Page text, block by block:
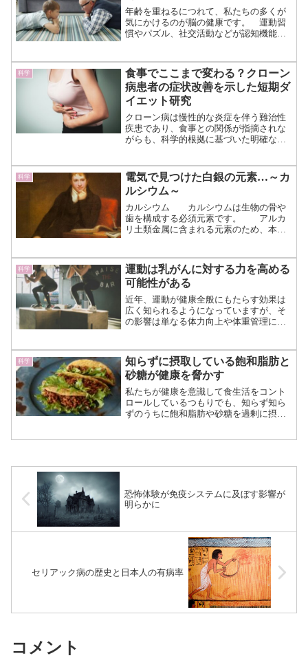
年齢を重ねるにつれて、私たちの多くが
気にかけるのが脳の健康です。 運動習
慣やパズル、社交活動などが認知機能の
Psychological Association）によっ...（続
きを読む）
科学
食事でここまで変わる？クローン
病患者の症状改善を示した短期ダ
イエット研究
クローン病は慢性的な炎症を伴う難治性
疾患であり、食事との関係が指摘されな
がらも、科学的根拠に基づいた明確な指
ンフォード大学を中心とした研究チーム
によって、月に5日間のカ...（続きを読
む）
科学
電気で見つけた白銀の元素…～カ
ルシウム～
カルシウム カルシウムは生物の骨や
歯を構成する必須元素です。 アルカ
リ土類金属に含まれる元素のため、本来
質から単体として自然に存在することが
できないため、他の元素との化合...（続
きを読む）
科学
運動は乳がんに対する力を高める
可能性がある
近年、運動が健康全般にもたらす効果は
広く知られるようになっていますが、そ
の影響は単なる体力向上や体重管理にと
の進行抑制や再発予防にも関与する可能
性があるとする研究が注目...（続きを読
む）
科学
知らずに摂取している飽和脂肪と
砂糖が健康を脅かす
私たちが健康を意識して食生活をコント
ロールしているつもりでも、知らず知ら
ずのうちに飽和脂肪や砂糖を過剰に摂取
読む）
恐怖体験が免疫システムに及ぼす影響が
明らかに
セリアック病の歴史と日本人の有病率
コメント